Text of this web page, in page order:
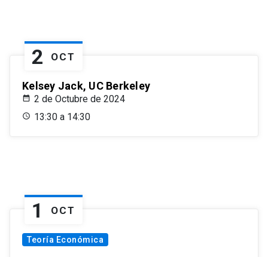
2 OCT
Kelsey Jack, UC Berkeley
2 de Octubre de 2024
13:30 a 14:30
1 OCT
Teoría Económica